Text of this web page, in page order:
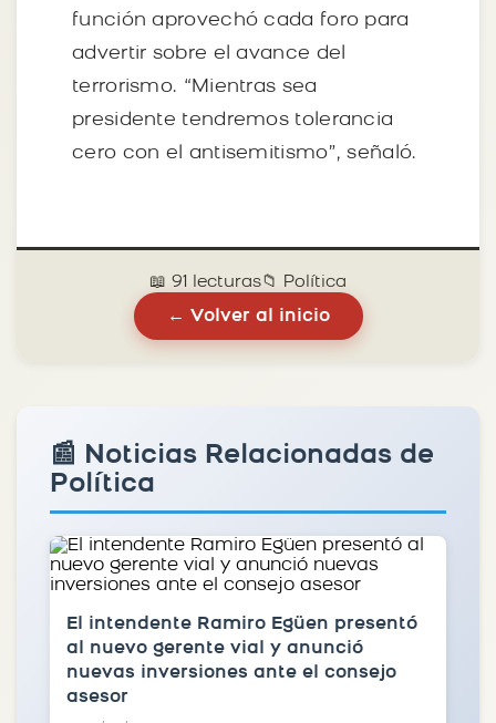
función aprovechó cada foro para
advertir sobre el avance del
terrorismo. “Mientras sea
presidente tendremos tolerancia
cero con el antisemitismo”, señaló.
📖 91 lecturas📁 Política
← Volver al inicio
📰 Noticias Relacionadas de
Política
El intendente Ramiro Egüen presentó
al nuevo gerente vial y anunció
nuevas inversiones ante el consejo
asesor